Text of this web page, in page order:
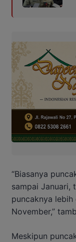
“Biasanya
sampai Januari,
puncaknya
November,”
Meskipun